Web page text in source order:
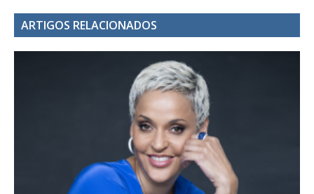
ARTIGOS RELACIONADOS